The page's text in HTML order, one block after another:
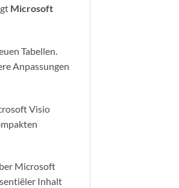
Microsoft
Tabellen.
Anpassungen
Visio
Microsoft
Inhalt